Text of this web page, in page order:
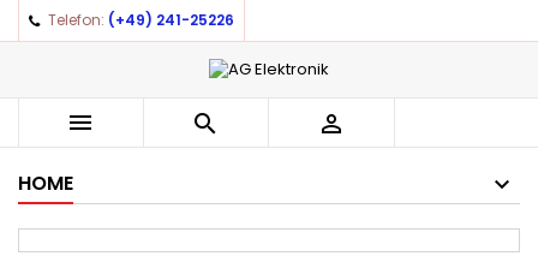
Telefon: (+49) 241-25226
  
HOME
Auf meine Wunschliste ×
add_circle_outlineCreate new list
((title)) ×
((label))
((cancelText)) ((createText))
Anmelden ×
You need to be logged in to save products in your
wishlist.
((cancelText)) ((loginText))